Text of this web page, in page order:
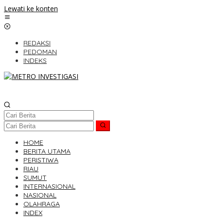
Lewati ke konten
REDAKSI
PEDOMAN
INDEKS
HOME
BERITA UTAMA
PERISTIWA
RIAU
SUMUT
INTERNASIONAL
NASIONAL
OLAHRAGA
INDEX